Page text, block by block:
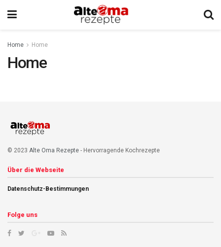
Home Home
Home
© 2023 Alte Oma Rezepte - Hervorragende Kochrezepte
Über die Webseite
Datenschutz-Bestimmungen
Folge uns